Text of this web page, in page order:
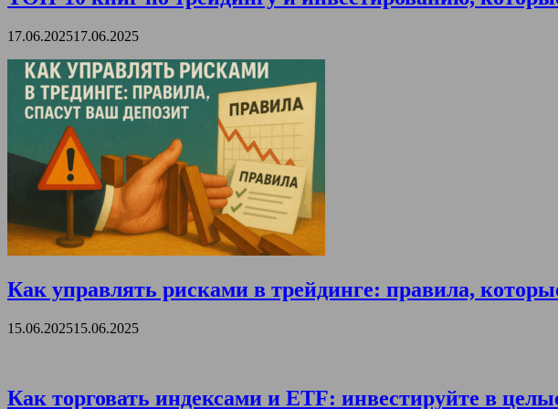
17.06.202517.06.2025
Как управлять рисками в трейдинге: правила,
15.06.202515.06.2025
Как торговать индексами и ETF: инвестируйте в